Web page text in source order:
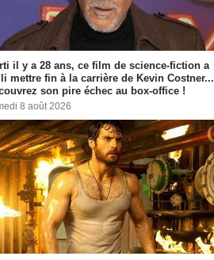
il y a 28 ans, ce film de science-fiction a
mettre fin à la carrière de Kevin Costner...
son pire échec au box-office !
8 août 2026